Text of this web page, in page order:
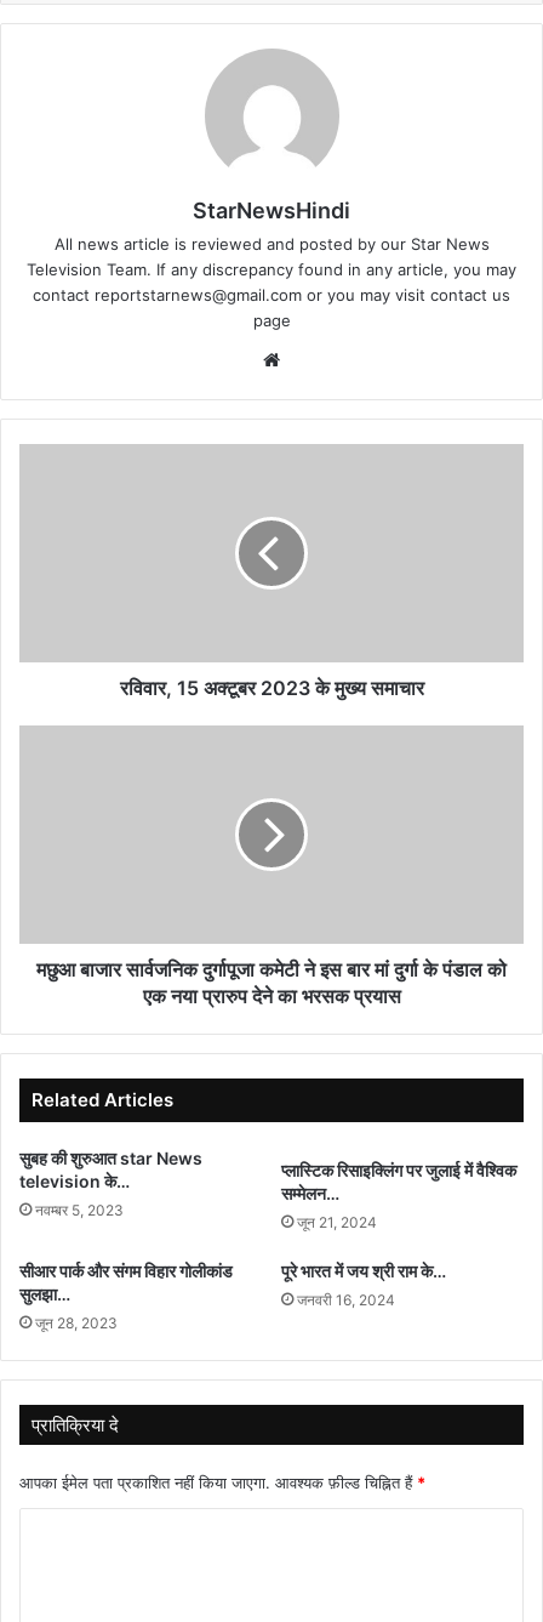
StarNewsHindi
All news article is reviewed and posted by our Star News
Television Team. If any discrepancy found in any article, you may
contact reportstarnews@gmail.com or you may visit contact us
page
रविवार, 15 अक्टूबर 2023 के मुख्य समाचार
मां
दुर्गा
नया
प्रारुप
का
भरसक
प्रयास
मछुआ बाजार सार्वजनिक दुर्गापूजा कमेटी ने इस बार मां दुर्गा के पंडाल को
एक नया प्रारुप देने का भरसक प्रयास
Related Articles
सुबह की शुरुआत star News
television के…
नवम्बर 5, 2023
प्लास्टिक रिसाइक्लिंग पर जुलाई में वैश्विक
सम्मेलन…
जून 21, 2024
सीआर पार्क और संगम विहार गोलीकांड
सुलझा…
जून 28, 2023
पूरे भारत में जय श्री राम के…
जनवरी 16, 2024
प्रातिक्रिया दे
आपका ईमेल पता प्रकाशित नहीं किया जाएगा. आवश्यक फ़ील्ड चिह्नित हैं *